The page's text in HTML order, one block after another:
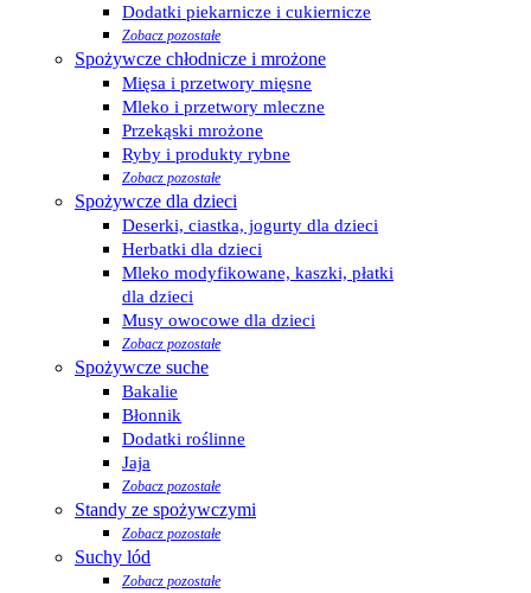
Dodatki piekarnicze i cukiernicze
Zobacz pozostałe
Spożywcze chłodnicze i mrożone
Mięsa i przetwory mięsne
Mleko i przetwory mleczne
Przekąski mrożone
Ryby i produkty rybne
Zobacz pozostałe
Spożywcze dla dzieci
Deserki, ciastka, jogurty dla dzieci
Herbatki dla dzieci
Mleko modyfikowane, kaszki, płatki
dla dzieci
Musy owocowe dla dzieci
Zobacz pozostałe
Spożywcze suche
Bakalie
Błonnik
Dodatki roślinne
Jaja
Zobacz pozostałe
Standy ze spożywczymi
Zobacz pozostałe
Suchy lód
Zobacz pozostałe